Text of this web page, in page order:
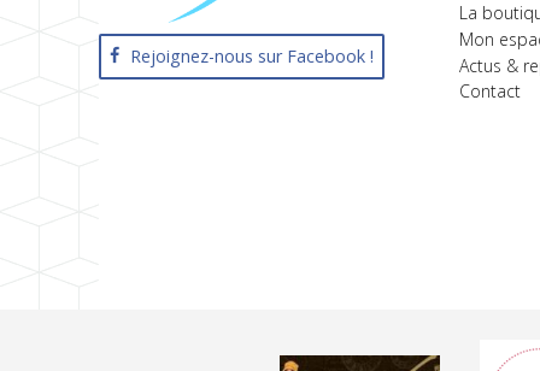
Rejoignez-nous sur Facebook !
La
Mon
Actus &
Contact